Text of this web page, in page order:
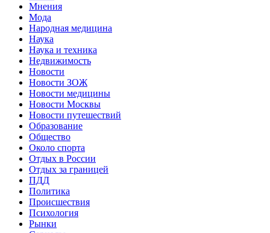
Мнения
Мода
Народная медицина
Наука
Наука и техника
Недвижимость
Новости
Новости ЗОЖ
Новости медицины
Новости Москвы
Новости путешествий
Образование
Общество
Около спорта
Отдых в России
Отдых за границей
ПДД
Политика
Происшествия
Психология
Рынки